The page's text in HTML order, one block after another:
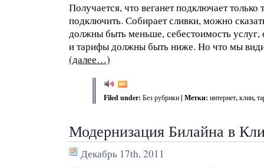
Получается, что веганет подключает только
подключить. Собирает сливки, можно
должны быть меньше, себестоимость услуг,
и тарифы должны быть ниже. Но что мы
(далее…)
Filed under: Без рубрики| Метки: интернет,клин,
Модернизация Билайна в
Декабрь 17th, 2011